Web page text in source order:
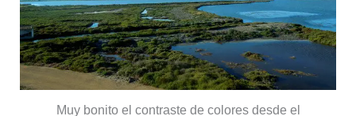
Muy bonito el contraste de colores desde el